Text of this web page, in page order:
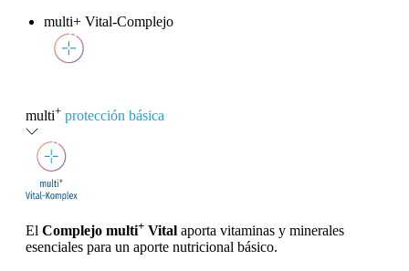
multi+ Vital-Complejo
multi+ protección básica
El Complejo multi+ Vital aporta vitaminas y minerales
esenciales para un aporte nutricional básico.